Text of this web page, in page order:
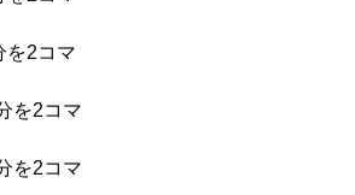
2コマ
を2コマ
を2コマ